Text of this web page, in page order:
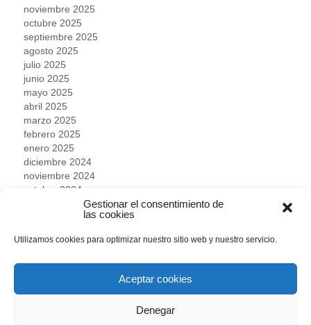
Gestionar el consentimiento de
las cookies
Utilizamos cookies para optimizar nuestro sitio web y nuestro servicio.
Aceptar cookies
Denegar
noviembre 2025
octubre 2025
septiembre 2025
agosto 2025
julio 2025
junio 2025
mayo 2025
abril 2025
marzo 2025
febrero 2025
enero 2025
diciembre 2024
noviembre 2024
octubre 2024
septiembre 2024
junio 2024